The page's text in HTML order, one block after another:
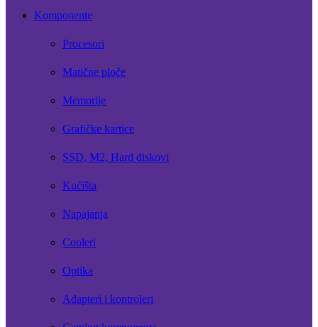
Komponente
Procesori
Matične ploče
Memorije
Grafičke kartice
SSD, M2, Hard diskovi
Kućišta
Napajanja
Cooleri
Optika
Adapteri i kontroleri